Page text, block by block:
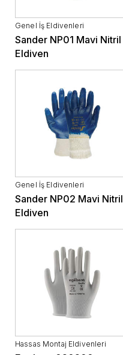
Genel İş Eldivenleri
Sander NP01 Mavi Nitril
Eldiven
Genel İş Eldivenleri
Sander NP02 Mavi Nitril
Eldiven
Hassas Montaj Eldivenleri